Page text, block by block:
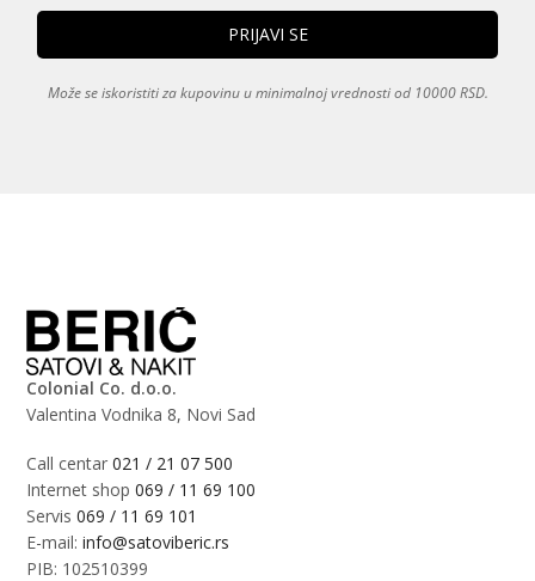
Može se iskoristiti za kupovinu u minimalnoj vrednosti od 10000 RSD.
Colonial Co. d.o.o.
Valentina Vodnika 8, Novi Sad
Call centar021 / 21 07 500
Internet shop069 / 11 69 100
Servis069 / 11 69 101
E-mail:info@satoviberic.rs
PIB: 102510399